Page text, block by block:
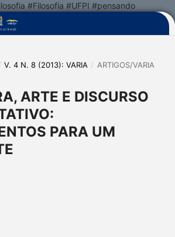
#Filosofia #UFPI #pensando
V. 4 N. 8 (2013): VARIA / ARTIGOS/VARIA
ARTE E DISCURSO
PARA UM